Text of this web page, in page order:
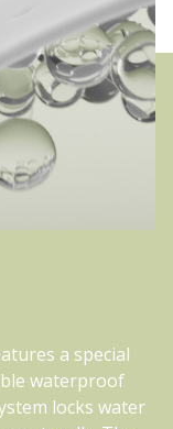
a special
waterproof
locks water